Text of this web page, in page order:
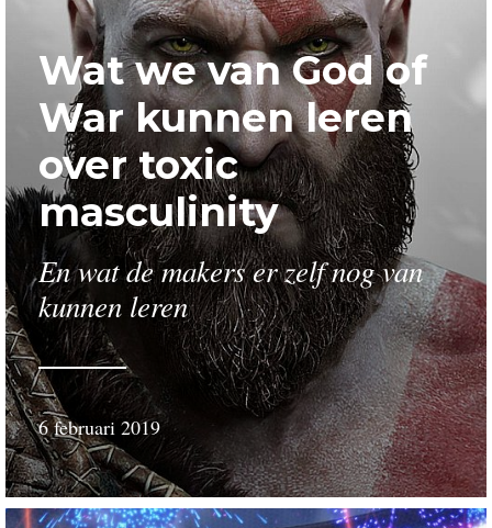
Wat we van God of
War kunnen leren
over toxic
masculinity
En wat de makers er zelf nog van
kunnen leren
6 februari 2019 door
Wessel
Schillemans